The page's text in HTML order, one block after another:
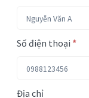
Số điện thoại *
Địa chỉ